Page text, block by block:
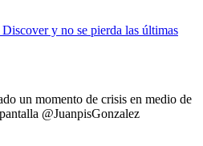
y no se pierda las últimas
un momento de crisis en medio de
@JuanpisGonzalez